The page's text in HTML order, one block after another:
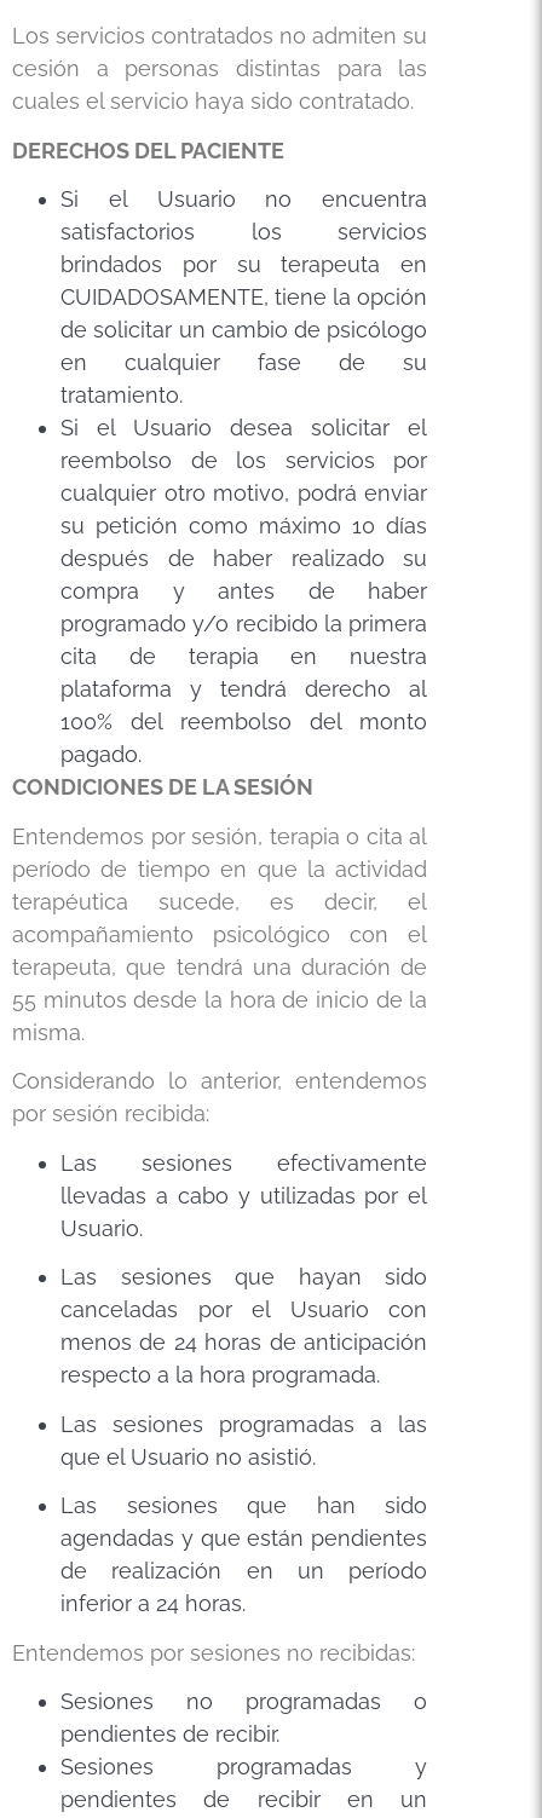
Los servicios contratados no admiten su
cesión a personas distintas para las
cuales el servicio haya sido contratado.
DERECHOS DEL PACIENTE
Si el Usuario no encuentra
satisfactorios los servicios
brindados por su terapeuta en
CUIDADOSAMENTE, tiene la opción
de solicitar un cambio de psicólogo
en cualquier fase de su
tratamiento.
Si el Usuario desea solicitar el
reembolso de los servicios por
cualquier otro motivo, podrá enviar
su petición como máximo 10 días
después de haber realizado su
compra y antes de haber
programado y/o recibido la primera
cita de terapia en nuestra
plataforma y tendrá derecho al
100% del reembolso del monto
pagado.
CONDICIONES DE LA SESIÓN
Entendemos por sesión, terapia o cita al
período de tiempo en que la actividad
terapéutica sucede, es decir, el
acompañamiento psicológico con el
terapeuta, que tendrá una duración de
55 minutos desde la hora de inicio de la
misma.
Considerando lo anterior, entendemos
por sesión recibida:
Las sesiones efectivamente
llevadas a cabo y utilizadas por el
Usuario.
Las sesiones que hayan sido
canceladas por el Usuario con
menos de 24 horas de anticipación
respecto a la hora programada.
Las sesiones programadas a las
que el Usuario no asistió.
Las sesiones que han sido
agendadas y que están pendientes
de realización en un período
inferior a 24 horas.
Entendemos por sesiones no recibidas:
Sesiones no programadas o
pendientes de recibir.
Sesiones programadas y
pendientes de recibir en un